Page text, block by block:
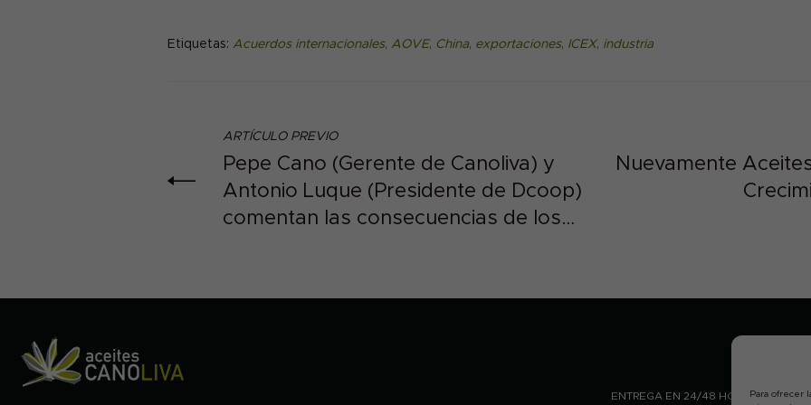
Para ofrecer
Etiquetas: Acuerdos internacionales, AOVE, China, exportaciones, ICEX, industria
ARTÍCULO PREVIO
Pepe Cano (Gerente de Canoliva) y
Antonio Luque (Presidente de Dcoop)
comentan las consecuencias de los
Nuevamente
ENTREGA EN 24/48 HORAS